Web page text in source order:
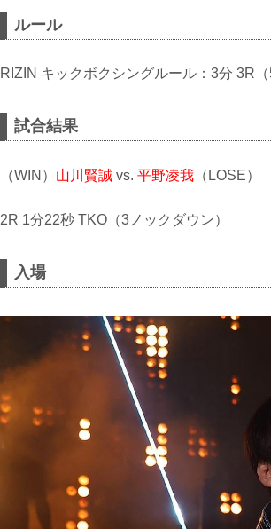
ルール
RIZIN キックボクシングルール：3分 3R（
試合結果
（WIN） 山川賢誠 vs. 平野凌我 （LOSE）
2R 1分22秒 TKO（3ノックダウン）
入場